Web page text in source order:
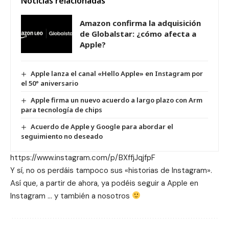
Amazon confirma la adquisición
de Globalstar: ¿cómo afecta a
Apple?
Apple lanza el canal «Hello Apple» en Instagram por
el 50° aniversario
Apple firma un nuevo acuerdo a largo plazo con Arm
para tecnología de chips
Acuerdo de Apple y Google para abordar el
seguimiento no deseado
https://www.instagram.com/p/BXffjJqjfpF
Y sí, no os perdáis tampoco sus «historias de Instagram».
Así que, a partir de ahora, ya podéis seguir a Apple en
Instagram … y también a nosotros